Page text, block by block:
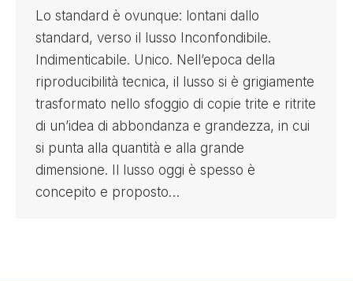
Lo standard è ovunque: lontani dallo
standard, verso il lusso Inconfondibile.
Indimenticabile. Unico. Nell’epoca della
riproducibilità tecnica, il lusso si è grigiamente
trasformato nello sfoggio di copie trite e ritrite
di un’idea di abbondanza e grandezza, in cui
si punta alla quantità e alla grande
dimensione. Il lusso oggi è spesso è
concepito e proposto…